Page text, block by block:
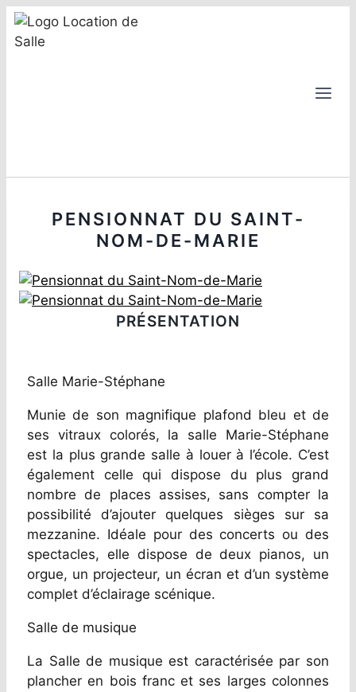
Aller
au
PENSIONNAT DU SAINT-
NOM-DE-MARIE
PRÉSENTATION
Salle Marie-Stéphane
Munie de son magnifique plafond bleu et de
ses vitraux colorés, la salle Marie-Stéphane
est la plus grande salle à louer à l’école. C’est
également celle qui dispose du plus grand
nombre de places assises, sans compter la
possibilité d’ajouter quelques sièges sur sa
mezzanine. Idéale pour des concerts ou des
spectacles, elle dispose de deux pianos, un
orgue, un projecteur, un écran et d’un système
complet d’éclairage scénique.
Salle de musique
La Salle de musique est caractérisée par son
plancher en bois franc et ses larges colonnes